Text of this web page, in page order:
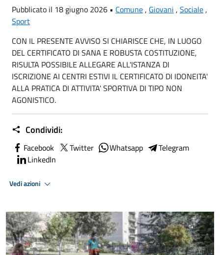
Pubblicato il 18 giugno 2026 • Comune, Giovani , Sociale,
Sport
CON IL PRESENTE AVVISO SI CHIARISCE CHE, IN LUOGO
DEL CERTIFICATO DI SANA E ROBUSTA COSTITUZIONE,
RISULTA POSSIBILE ALLEGARE ALL'ISTANZA DI
ISCRIZIONE AI CENTRI ESTIVI IL CERTIFICATO DI IDONEITA'
ALLA PRATICA DI ATTIVITA' SPORTIVA DI TIPO NON
AGONISTICO.
Condividi:
Facebook Twitter Whatsapp
Telegram
LinkedIn
Vedi azioni